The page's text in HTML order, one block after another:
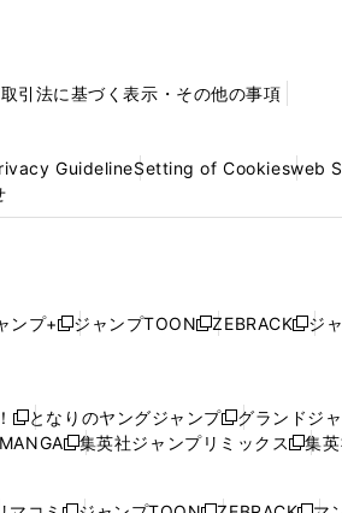
引法に基づく表示・その他の事項
GuidelineSetting of Cookiesweb
ンプ+
新
ィ
ン
ウ
ジャンプTOON
新
ィ
ン
ウ
ZEBRACK
新
ィ
ン
ウ
ジ
新
し
となりのヤングジャンプ
新
し
ウ
グランドジ
新
集英社ジャンプリミックス
新
集